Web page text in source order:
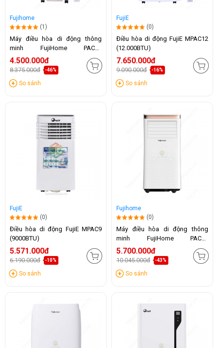
Fujihome
(1)
Máy điều hòa di động thông
minh FujiHome PAC07
(7000BTU)
4.500.000đ
8.375.000đ -46%
So sánh
FujiE
(0)
Điều hòa di động FujiE MPAC12
(12.000BTU)
7.650.000đ
9.090.000đ -16%
So sánh
FujiE
(0)
Điều hòa di động FujiE MPAC9
(9000BTU)
5.571.000đ
6.190.000đ -10%
So sánh
Fujihome
(0)
Máy điều hòa di động thông
minh FujiHome PAC10
(10.000BTU)
5.700.000đ
10.045.000đ -43%
So sánh